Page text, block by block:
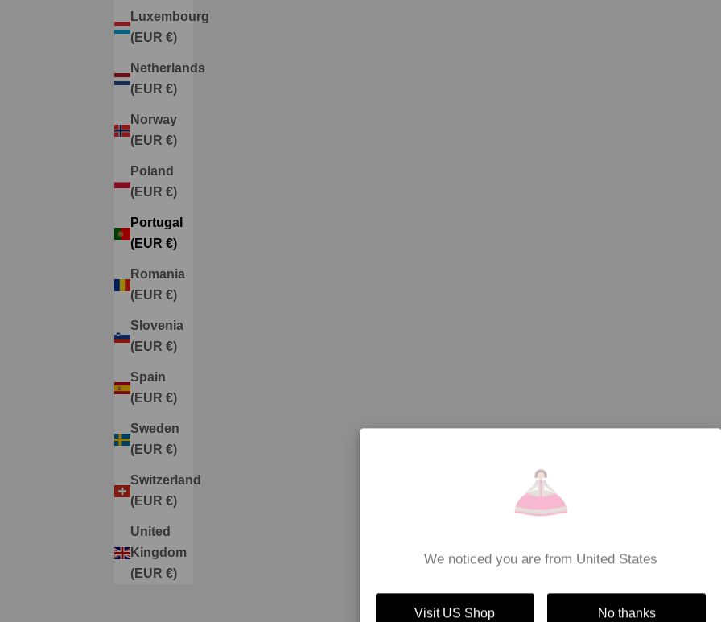
Luxembourg
(EUR €)
Netherlands
(EUR €)
Norway
(EUR €)
Poland
(EUR €)
Portugal
(EUR €)
Romania
(EUR €)
Slovenia
(EUR €)
Spain
(EUR €)
Sweden
(EUR €)
Switzerland
(EUR €)
United
Kingdom
(EUR €)
Cómo Combinar Zapatos de Invitada para Otoño e
Cuando llega la temporada de bodas y eventos en
ser la invitada ideal puede parecer un reto. No solo
We noticed you are from United States
Visit US Shop No thanks